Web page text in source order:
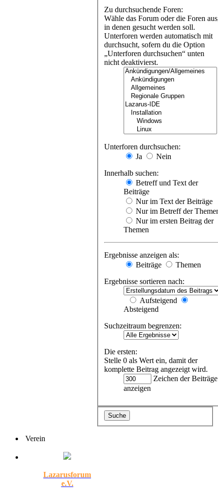
Zu durchsuchende Foren:
Wähle das Forum oder die Foren
in denen gesucht werden soll.
Unterforen werden automatisch mit
durchsucht, sofern du die Option
„Unterforen durchsuchen“ unten
nicht deaktivierst.
Unterforen durchsuchen:
Ja
Nein
Innerhalb suchen:
Betreff und Text der
Beiträge
Nur im Text der Beiträge
Nur im Betreff der
Nur im ersten Beitrag der
Themen
Ergebnisse anzeigen als:
Beiträge
Themen
Ergebnisse sortieren nach:
Aufsteigend
Absteigend
Suchzeitraum begrenzen:
Die ersten:
Stelle 0 als Wert ein, damit der
komplette Beitrag angezeigt wird.
Zeichen der Beiträge
anzeigen
Verein
Lazarusforum
e.V.